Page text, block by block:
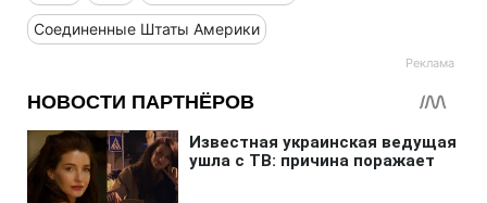
Соединенные Штаты Америки